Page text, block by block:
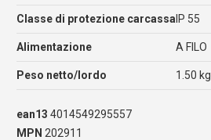
Classe di protezione carcassa IP 55
Alimentazione A FILO
Peso netto/lordo 1.50 kg
ean13 4014549295557
MPN 202911